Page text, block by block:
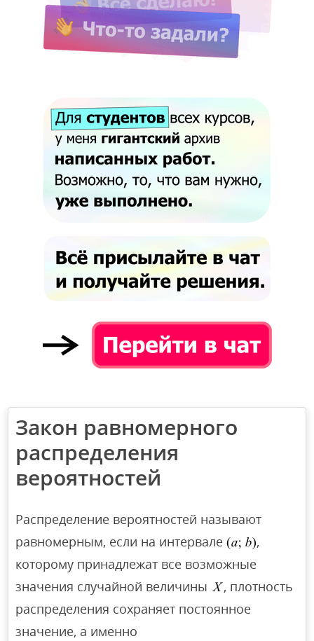
Закон равномерного
распределения
вероятностей
Распределение вероятностей называют
равномерным, если на интервале
,
которому принадлежат все возможные
значения случайной величины
, плотность
распределения сохраняет постоянное
значение, а именно